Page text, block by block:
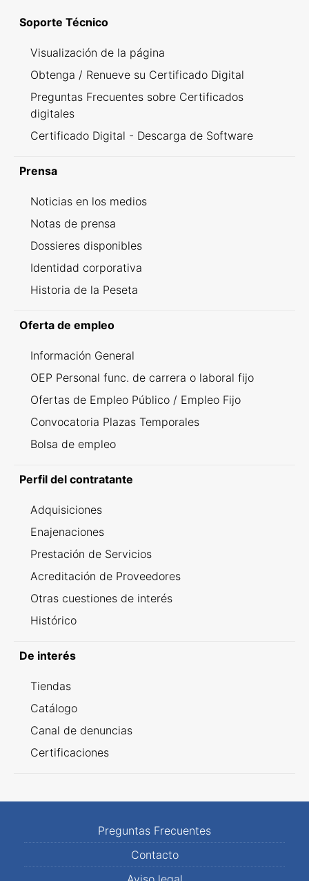
Soporte Técnico
Visualización de la página
Obtenga / Renueve su Certificado Digital
Preguntas Frecuentes sobre Certificados
digitales
Certificado Digital - Descarga de Software
Prensa
Noticias en los medios
Notas de prensa
Dossieres disponibles
Identidad corporativa
Historia de la Peseta
Oferta de empleo
Información General
OEP Personal func. de carrera o laboral fijo
Ofertas de Empleo Público / Empleo Fijo
Convocatoria Plazas Temporales
Bolsa de empleo
Perfil del contratante
Adquisiciones
Enajenaciones
Prestación de Servicios
Acreditación de Proveedores
Otras cuestiones de interés
Histórico
De interés
Tiendas
Catálogo
Canal de denuncias
Certificaciones
Preguntas Frecuentes
Contacto